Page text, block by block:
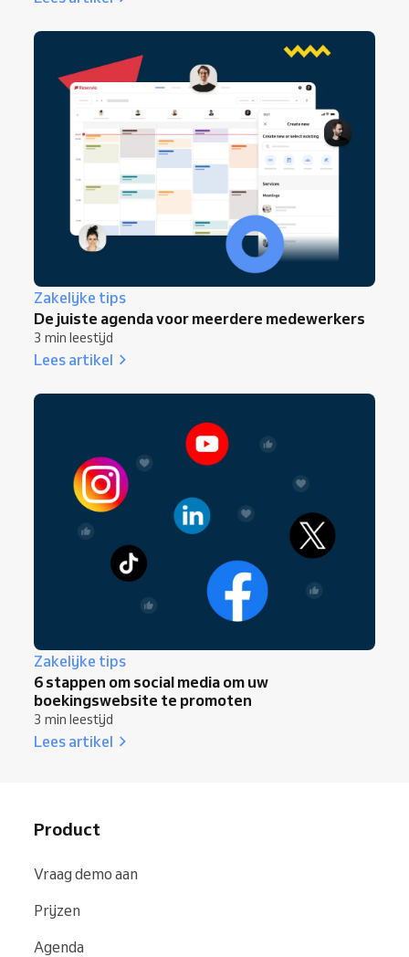
Zakelijke tips
De juiste agenda voor meerdere medewerkers
3 min leestijd
Lees artikel
Zakelijke tips
6 stappen om social media om uw
boekingswebsite te promoten
3 min leestijd
Lees artikel
Product
Vraag demo aan
Prijzen
Agenda